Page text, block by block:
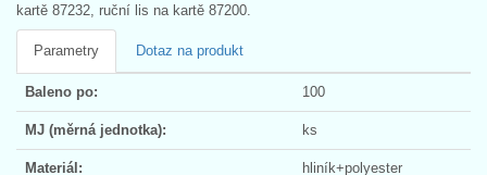
kartě 87232, ruční lis na kartě 87200.
Parametry Dotaz na produkt
Baleno po: 100
MJ (měrná jednotka): ks
Materiál: hliník+polyester